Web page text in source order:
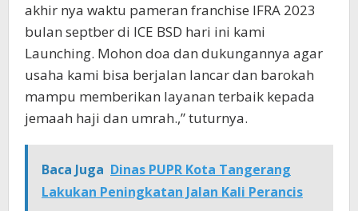
akhir nya waktu pameran franchise IFRA 2023
bulan septber di ICE BSD hari ini kami
Launching. Mohon doa dan dukungannya agar
usaha kami bisa berjalan lancar dan barokah
mampu memberikan layanan terbaik kepada
jemaah haji dan umrah.,” tuturnya.
Baca Juga Dinas PUPR Kota Tangerang
Lakukan Peningkatan Jalan Kali Perancis